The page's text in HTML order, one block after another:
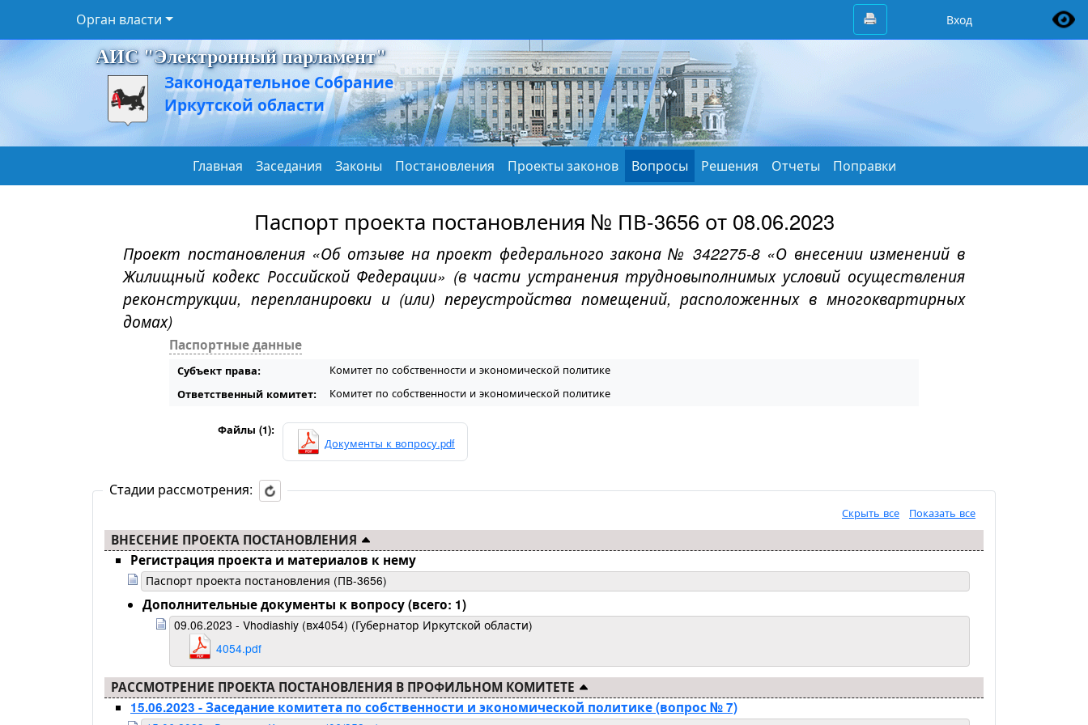
Орган власти Вход
АИС "Электронный парламент"
Законодательное Собрание
Иркутской области
Главная Заседания Законы Постановления Проекты законов Вопросы Решения Отчеты Поправки
Паспорт проекта постановления № ПВ-3656 от 08.06.2023
Проект постановления «Об отзыве на проект федерального закона № 342275-8 «О внесении изменений в
Жилищный кодекс Российской Федерации» (в части устранения трудновыполнимых условий осуществления
реконструкции, перепланировки и (или) переустройства помещений, расположенных в многоквартирных
домах)
Паспортные данные
Субъект права: Комитет по собственности и экономической политике
Ответственный комитет: Комитет по собственности и экономической политике
Файлы (1):
Документы к вопросу.pdf
Стадии рассмотрения:
Скрыть все Показать все
ВНЕСЕНИЕ ПРОЕКТА ПОСТАНОВЛЕНИЯ
Регистрация проекта и материалов к нему
Паспорт проекта постановления (ПВ-3656)
Дополнительные документы к вопросу (всего: 1)
09.06.2023 - Vhodiashiy (вх4054) (Губернатор Иркутской области)
4054.pdf
РАССМОТРЕНИЕ ПРОЕКТА ПОСТАНОВЛЕНИЯ В ПРОФИЛЬНОМ КОМИТЕТЕ
15.06.2023 - Заседание комитета по собственности и экономической политике(вопрос № 7)